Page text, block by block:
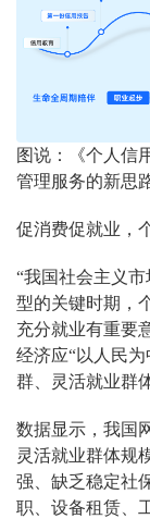
图说：《个人信
管理服务的新思
促消费促就业，
“我国社会主义
型的关键时期，
充分就业有重要
经济应“以人民
群、灵活就业群
数据显示，我国
灵活就业群体规
强、缺乏稳定社
职、设备租赁、